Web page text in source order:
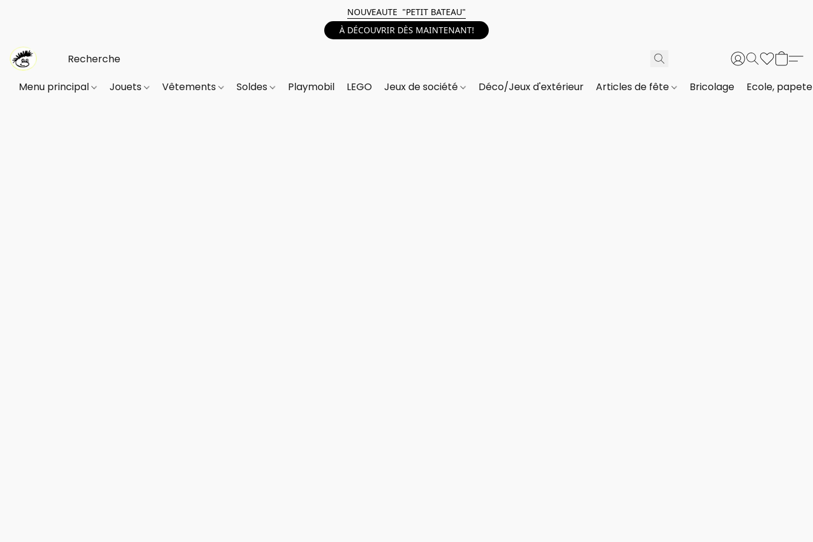
NOUVEAUTE "PETIT BATEAU"
À DÉCOUVRIR DÈS MAINTENANT!
Menu principal Jouets Vêtements Soldes Playmobil LEGO Jeux de société Déco/Jeux d'extérieur Articles de fête Bricolage Ecole,